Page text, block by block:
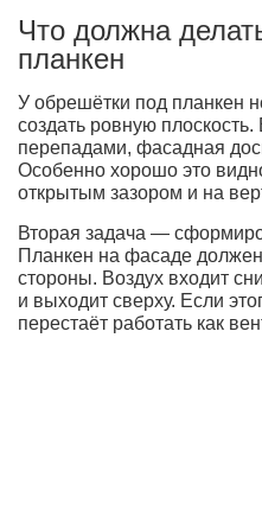
Что должна
планкен
У обрешётки под планкен
создать ровную плоскость.
перепадами, фасадная
Особенно хорошо это
открытым зазором и на
Вторая задача —
Планкен на фасаде
стороны. Воздух входит
и выходит сверху. Если
перестаёт работать как